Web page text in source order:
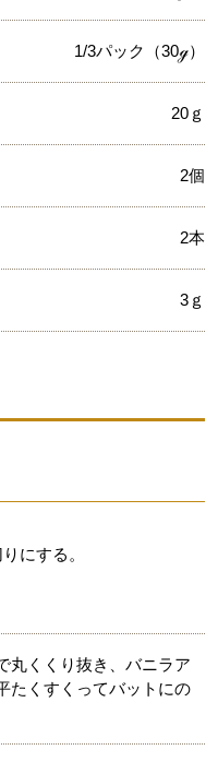
1/3パック（30ℊ）
20ｇ
2個
2本
3ｇ
にする。
丸くくり抜き、バニラア
たくすくってバットにの